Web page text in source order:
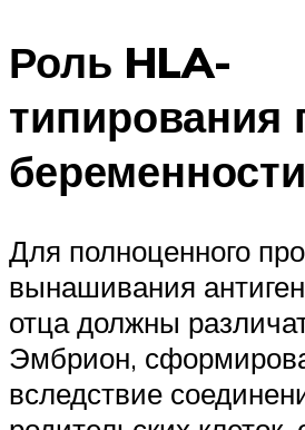
Роль HLA-
типирования
беременности
Для полноценного
вынашивания
отца должны
Эмбрион,
вследствие